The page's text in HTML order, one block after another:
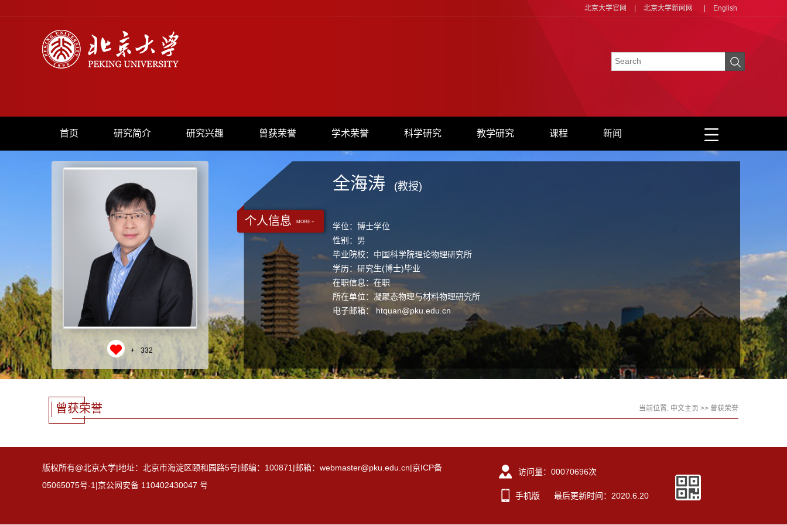
北京大学官网 北京大学新闻网 English
首页 研究简介 研究兴趣 曾获荣誉 学术荣誉 科学研究 教学研究 课程 新闻
+ 332
个人信息 MORE +
全海涛 (教授)
学位：博士学位
性别：男
毕业院校：中国科学院理论物理研究所
学历：研究生(博士)毕业
在职信息：在职
所在单位：凝聚态物理与材料物理研究所
电子邮箱：
htquan@pku.edu.cn
曾获荣誉 当前位置: 中文主页 >> 曾获荣誉
版权所有@北京大学|地址：北京市海淀区颐和园路5号|邮编：100871|邮箱：webmaster@pku.edu.cn|京ICP备
05065075号-1|京公网安备 110402430047 号
访问量： 00070696次
手机版 最后更新时间： 2020 6 20